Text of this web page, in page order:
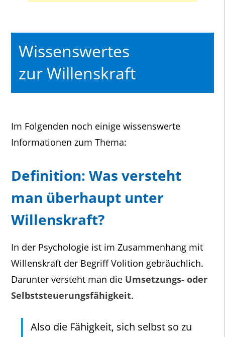
Wissenswertes
zur Willenskraft
Im Folgenden noch einige wissenswerte
Informationen zum Thema:
Definition: Was versteht
man überhaupt unter
Willenskraft?
In der Psychologie ist im Zusammenhang mit
Willenskraft der Begriff Volition gebräuchlich.
Darunter versteht man die Umsetzungs- oder
Selbststeuerungsfähigkeit.
Also die Fähigkeit, sich selbst so zu